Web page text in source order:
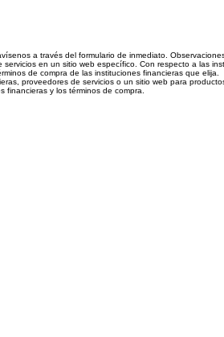
a través del formulario de inmediato.
en un sitio web específico. Con respecto a las
de compra de las instituciones financieras que elija.
proveedores de servicios o un sitio web para
y los términos de compra.